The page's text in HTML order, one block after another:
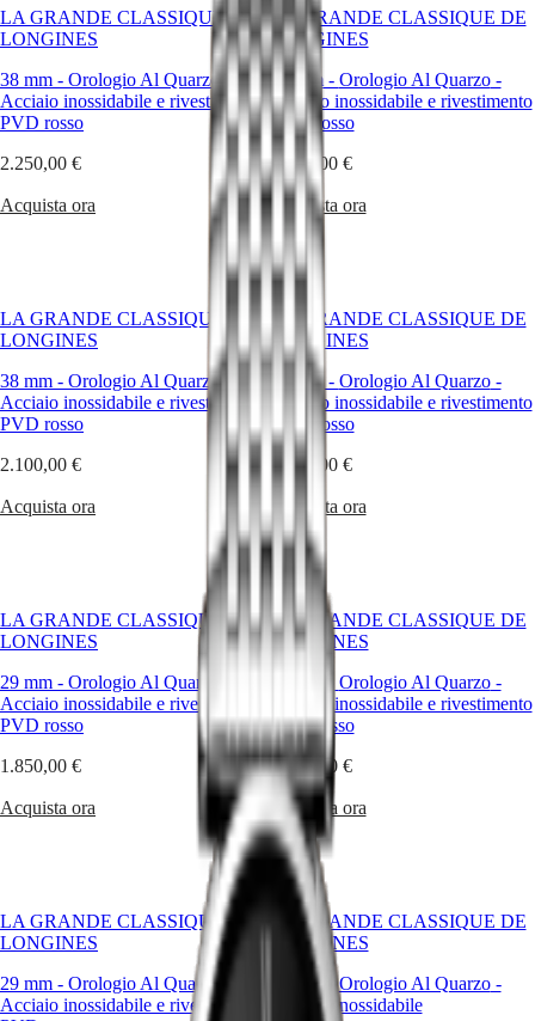
Master
MASTER
COLLECTION
COLLECTION
CHRONOGRAPH
COLLECTION
MOONPHASE
COLLECTION
GMT
Conquest
CONQUEST
CHRONOGRAPH
HYDROCONQUEST
HYDROCONQUEST
LONGINES
LONGINES
SPIRIT
CHRONOGRAPH
SPIRIT
PILOT
SPIRIT
PILOT
South
America
(En)
(Fr )
Asia
Pacifico
Australia
中
國
한
국
香
港
特
别
行
政
(Zh)
門
特
行
la
reputazione
del
brand
della
clessidra
alata
in
tutto
il
e
della
raffinatezza
senza
tempo
di
Longines,
questa
linea,
lanciata
da
un
profilo
sottile,
da
una
cassa
rotonda
ed
elegante
di
dimensioni,
materiali
colori.
LA GRANDE CLASSIQUE DE
LONGINES
38 mm - Orologio Al Quarzo-
Acciaio inossidabile e rivestimento
PVD rosso
2.250,00 €
Acquista ora
LA GRANDE CLASSIQUE DE
LONGINES
38 mm- Orologio Al Quarzo-
Acciaio inossidabile e rivestimento
PVD rosso
2.100,00 €
Acquista ora
LA GRANDE CLASSIQUE DE
LONGINES
38 mm - Orologio Al Quarzo-
Acciaio inossidabile e rivestimento
PVD rosso
2.100,00 €
Acquista ora
LA GRANDE CLASSIQUE DE
LONGINES
38 mm- Orologio Al Quarzo-
Acciaio inossidabile e rivestimento
PVD rosso
2.100,00 €
Acquista ora
LA GRANDE CLASSIQUE DE
LONGINES
29 mm - Orologio Al Quarzo
Acciaio inossidabile e rivestimento
PVD rosso
1.850,00 €
Acquista ora
LA GRANDE CLASSIQUE DE
LONGINES
- Orologio Al Quarzo-
Acciaio inossidabile e rivestimento
PVD rosso
1.850,00 €
Acquista ora
LA GRANDE CLASSIQUE DE
LONGINES
29 mm - Orologio Al Quarzo
Acciaio inossidabile e rivestimento
LA GRANDE CLASSIQUE DE
LONGINES
38 mm -Orologio Al Quarzo-
Acciaio inossidabile